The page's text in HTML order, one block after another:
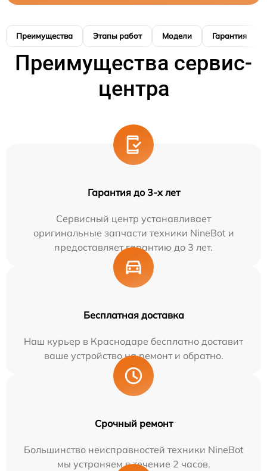
Преимущества Этапы работ Модели Гарантия
Преимущества сервис-
центра
Гарантия до 3-х лет
Сервисный центр устанавливает
оригинальные запчасти техники NineBot и
предоставляет гарантию до 3 лет.
Бесплатная доставка
Наш курьер в Краснодаре бесплатно доставит
ваше устройство на ремонт и обратно.
Срочный ремонт
Большинство неисправностей техники NineBot
мы устраняем в течение 2 часов.